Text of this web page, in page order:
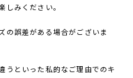
しみください。
の誤差がある場合がございま
うといった私的なご理由でのキ